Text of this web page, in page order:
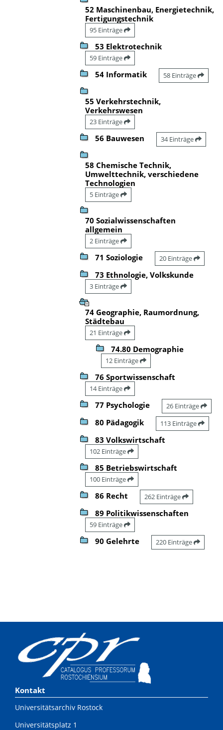
52 Maschinenbau, Energietechnik,
Fertigungstechnik
95 Einträge
53 Elektrotechnik
59 Einträge
54 Informatik 58 Einträge
55 Verkehrstechnik,
Verkehrswesen
23 Einträge
56 Bauwesen 34 Einträge
58 Chemische Technik,
Umwelttechnik, verschiedene
Technologien
5 Einträge
70 Sozialwissenschaften
allgemein
2 Einträge
71 Soziologie 20 Einträge
73 Ethnologie, Volkskunde
3 Einträge
74 Geographie, Raumordnung,
Städtebau
21 Einträge
74.80 Demographie
12 Einträge
76 Sportwissenschaft
14 Einträge
77 Psychologie 26 Einträge
80 Pädagogik 113 Einträge
83 Volkswirtschaft
102 Einträge
85 Betriebswirtschaft
100 Einträge
86 Recht 262 Einträge
89 Politikwissenschaften
59 Einträge
90 Gelehrte 220 Einträge
Kontakt
Universitätsarchiv Rostock
Universitätsplatz 1